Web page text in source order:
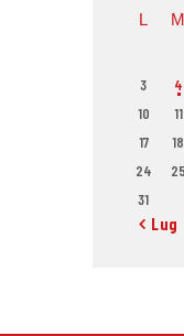
L M
3
4
10
11
17
18
24
25
31
« Lug